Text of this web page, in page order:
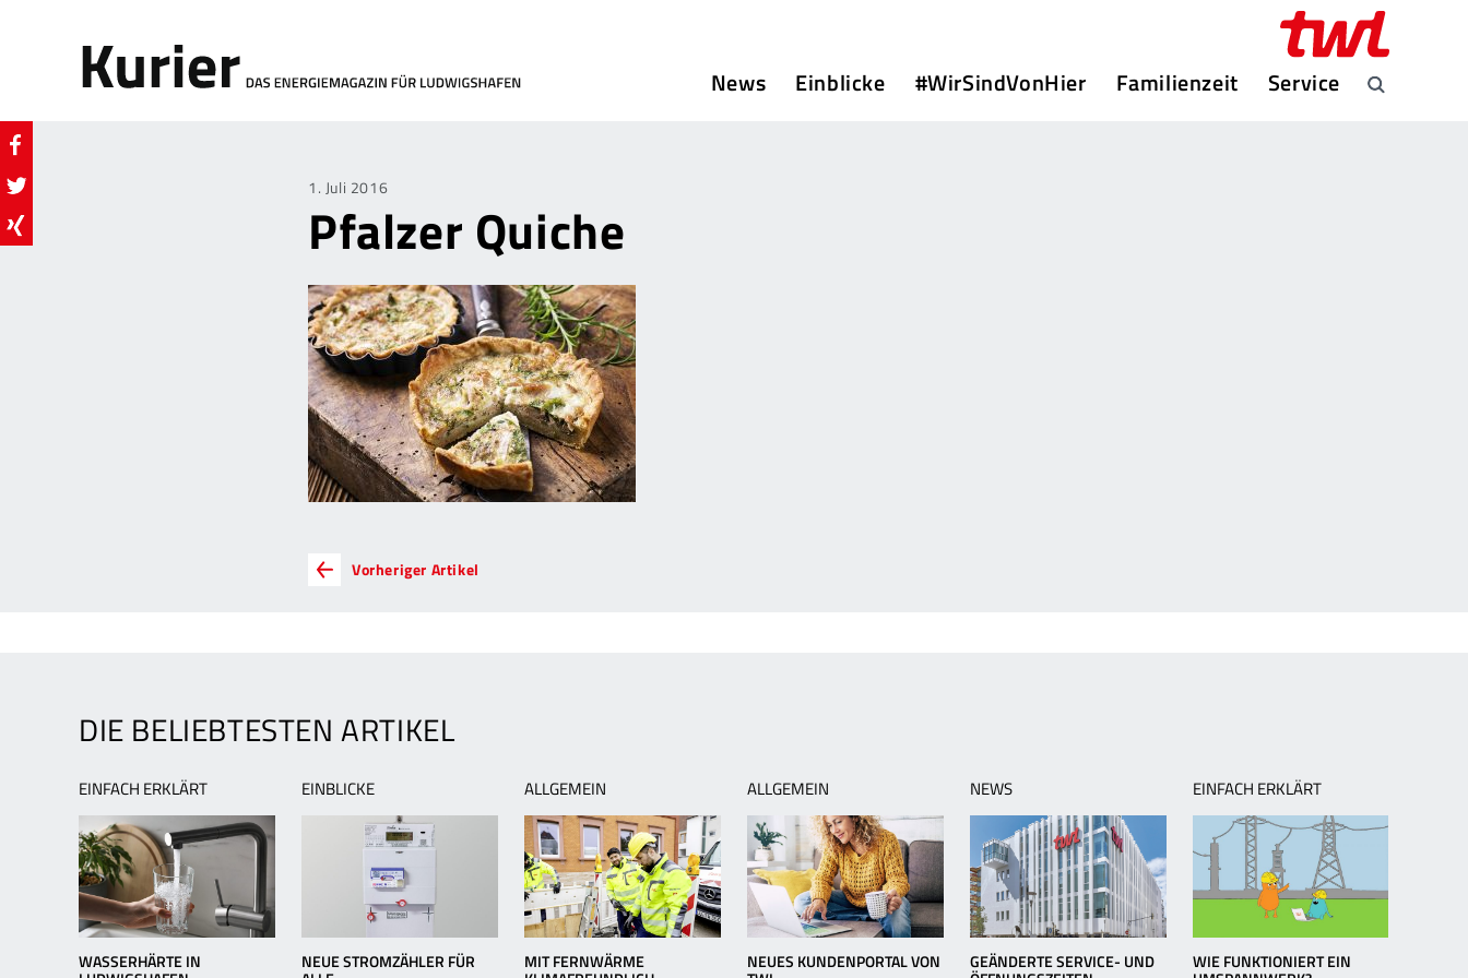
News Einblicke #WirSindVonHier Familienzeit Service
Posted
1. Juli 2016
Pfalzer Quiche
ARTIKEL-
Vorheriger Artikel
DIE BELIEBTESTEN ARTIKEL
EINFACH ERKLÄRT
WASSERHÄRTE IN
EINBLICKE
NEUE STROMZÄHLER FÜR
ALLGEMEIN
MIT FERNWÄRME
ALLGEMEIN
NEUES KUNDENPORTAL VON
NEWS
GEÄNDERTE SERVICE- UND
EINFACH ERKLÄRT
WIE FUNKTIONIERT EIN